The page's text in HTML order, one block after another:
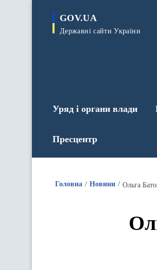
GOV.UA
Державні сайти України
Уряд і органи влади
Пресцентр
Головна Новини Ольга